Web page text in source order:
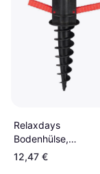
Relaxdays
Bodenhülse,
Einschraubhülse
12,47 €